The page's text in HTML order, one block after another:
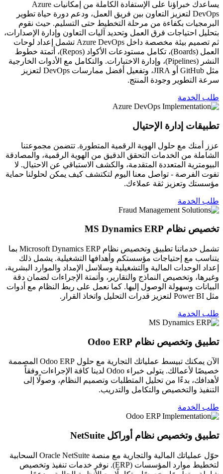
يساعدك خبراؤنا على الإستفادة الكاملة من إمكانيات Azure
DevOps لتعزيز التعاون بين فريق العمل، ودعم دورة حياة تطوير
البرمجيات بكفاءة من مرحلة التخطيط حتى التسليم. حيث نقوم
بتحليل احتياجات فرق العمل وتحديد آليات التعاون وإدارة الإصدارات،
ثم تصميم بيئة مخصصة داخل Azure DevOps تشمل إعداد لوحات
العمل (Boards)، تكامل مستودعات الأكواد (Repos)، أتمتة خطوط
النشر (Pipelines)، وإدارة الاختبارات. والتكامل مع الأدوات الخارجية
مثل GitHub أو JIRA، وتفعيل أفضل ممارسات DevOps لتعزيز
سرعة التطوير وجودة المنتج.
طلب الخدمة
تطبيقات إدارة الإحتيال
عزز أمنك مع حلول الهوية الرقمية المتطورة. تتضمن مجموعتنا
الشاملة من الخدمات التحقق الدقيق من الهوية الرقمية، والمصادقة
البيومترية المتعددة المتقدمة، والكشف الاستباقي عن الاحتيال. لا
تفوت الفرصة - تواصل معنا اليوم لتكتشف كيف يمكن لحلولنا حماية
مؤسستك وتعزيز ثقة عملاءك.
طلب الخدمة
تخصيص نظام MS Dynamics ERP
تشمل خدماتنا تطبيق وتخصيص نظام Microsoft Dynamics ERP بما
يتناسب مع إحتياجات مؤسستكم وأهدافها التشغيلية. يشمل ذلك
إعداد الوحدات المالية والتشغيلية وسلاسل الإمداد والموارد البشرية،
وغيرها، وتخصيص النماذج والتقارير، وأتمتة الإجراءات لضمان دقة
البيانات وسهولة الوصول إليها. كما نعمل على ربط النظام مع أدوات
مثل Power BI لتعزيز قدرات التحليل واتخاذ القرار.
طلب الخدمة
تطبيق وتخصيص نظام Odoo ERP
الآن يمكنك تبيسط عملياتك التجارية مع حلول Odoo ERP المصممة
خصيصًا لأعمالك. يتولى خبراء Odoo لدينا كافة الإجراءات وفقاً
لأهدافك، بدءًا من تحليل المتطلبات وتصميم النظام، وصولًا إلى
التنفيذ والتخصيص والتكامل والتدريب.
طلب الخدمة
تطبيق وتخصيص نظام أوراكل NetSuite
حوّل عملياتك المالية والتجارية مع منصة Oracle NetSuite السحابية
لتخطيط موارد المؤسسات (ERP). نوفر خدمات تنفيذ وتخصيص